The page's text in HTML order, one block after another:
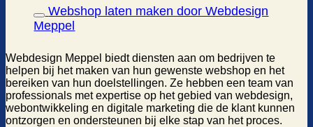
Webshop laten maken door Webdesign
Meppel
Webdesign Meppel biedt diensten aan om bedrijven te
helpen bij het maken van hun gewenste webshop en het
bereiken van hun doelstellingen. Ze hebben een team van
professionals met expertise op het gebied van webdesign,
webontwikkeling en digitale marketing die de klant kunnen
ontzorgen en ondersteunen bij elke stap van het proces.